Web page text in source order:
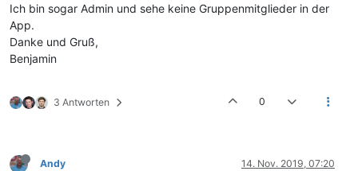
Ich bin sogar Admin und sehe keine Gruppenmitglieder in der
App.
Danke und Gruß,
Benjamin
3 Antworten 0
Andy 14. Nov. 2019, 07:20